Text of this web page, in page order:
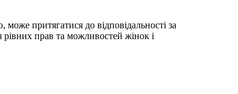
притягатися до відповідальності за
прав та можливостей жінок і